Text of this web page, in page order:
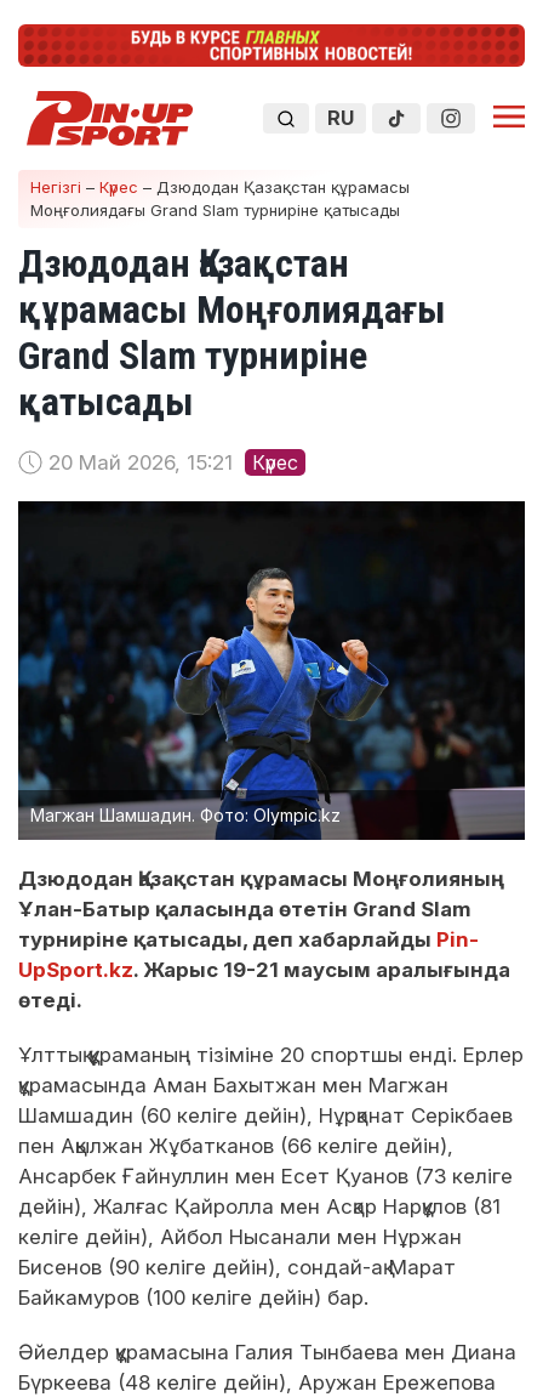
RU
Негізгі – Күрес – Дзюдодан Қазақстан құрамасы
Моңғолиядағы Grand Slam турниріне қатысады
Дзюдодан Қазақстан
құрамасы Моңғолиядағы
Grand Slam турниріне
қатысады
20 Май 2026, 15:21 Күрес
Магжан Шамшадин. Фото: Olympic.kz
Дзюдодан Қазақстан құрамасы Моңғолияның
Ұлан-Батыр қаласында өтетін Grand Slam
турниріне қатысады, деп хабарлайды Pin-
UpSport.kz. Жарыс 19-21 маусым аралығында
өтеді.
Ұлттық құраманың тізіміне 20 спортшы енді. Ерлер
құрамасында Аман Бахытжан мен Магжан
Шамшадин (60 келіге дейін), Нұрқанат Серікбаев
пен Ақылжан Жұбатканов (66 келіге дейін),
Ансарбек Ғайнуллин мен Есет Қуанов (73 келіге
дейін), Жалғас Қайролла мен Асқар Нарқұлов (81
келіге дейін), Айбол Нысанали мен Нұржан
Бисенов (90 келіге дейін), сондай-ақ Марат
Байкамуров (100 келіге дейін) бар.
Әйелдер құрамасына Галия Тынбаева мен Диана
Бүркеева (48 келіге дейін), Аружан Ережепова